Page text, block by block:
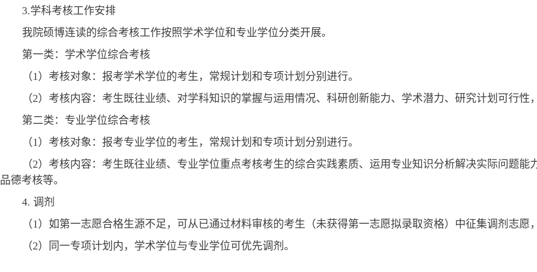
3.学科考核工作安排
我院硕博连读的综合考核工作按照学术学位和专业学位分类开展。
第一类：学术学位综合考核
（1） 考核对象：报考学术学位的考生， 常规计划和专项计划分别进行。
（2） 考核内容：考生既往业绩、对学科知识的掌握与运用情况、科研创新能力、学术潜力、研究计划可行性
第二类：专业学位综合考核
（1） 考核对象：报考专业学位的考生， 常规计划和专项计划分别进行。
（2） 考核内容：考生既往业绩、专业学位重点考核考生的综合实践素质、运用专业知识分析解决实际问题
品德考核等。
4. 调剂
（1） 如第一志愿合格生源不足，可从已通过材料审核的考生（未获得第一志愿拟录取资格）中征集调剂志愿
（2） 同一专项计划内 ， 学术学位与专业学位可 优先调剂 。